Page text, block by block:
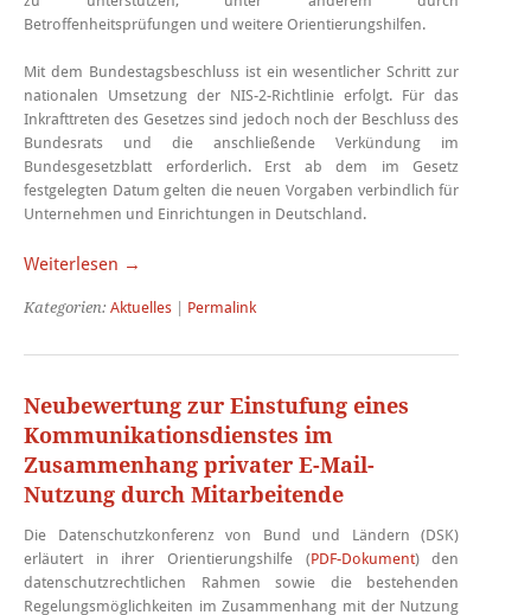
Betroffenheitsprüfungen und weitere Orientierungshilfen.
Mit dem Bundestagsbeschluss ist ein wesentlicher Schritt zur
nationalen Umsetzung der NIS-2-Richtlinie erfolgt. Für das
Inkrafttreten des Gesetzes sind jedoch noch der Beschluss des
Bundesrats und die anschließende Verkündung im
Bundesgesetzblatt erforderlich. Erst ab dem im Gesetz
festgelegten Datum gelten die neuen Vorgaben verbindlich für
Unternehmen und Einrichtungen in Deutschland.
Weiterlesen →
Kategorien: Aktuelles Permalink
Neubewertung zur Einstufung eines
Kommunikationsdienstes im
Zusammenhang privater E-Mail-
Nutzung durch Mitarbeitende
Die Datenschutzkonferenz von Bund und Ländern (DSK)
erläutert in ihrer Orientierungshilfe (PDF-Dokument) den
datenschutzrechtlichen Rahmen sowie die bestehenden
Regelungsmöglichkeiten im Zusammenhang mit der Nutzung